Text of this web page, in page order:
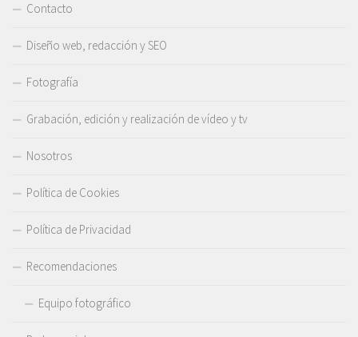
Contacto
Diseño web, redacción y SEO
Fotografía
Grabación, edición y realización de vídeo y tv
Nosotros
Política de Cookies
Política de Privacidad
Recomendaciones
Equipo fotográfico